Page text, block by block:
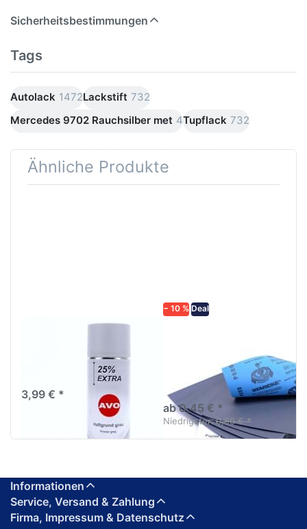
Sicherheitsbestimmungen
Tags
Autolack 1472Lackstift 732
Mercedes 9702 Rauchsilber met 4Tupflack 732
Ähnliche Produkte
3,99 € *
− 10 % Deal
diversen Körnungen
Nass-Schleifpapier zur nass
und trocken anwendung
ab 0,45 € *
Niedrigster:0,50 € *
Informationen
Service, Versand & Zahlung
Firma, Impressum & Datenschutz